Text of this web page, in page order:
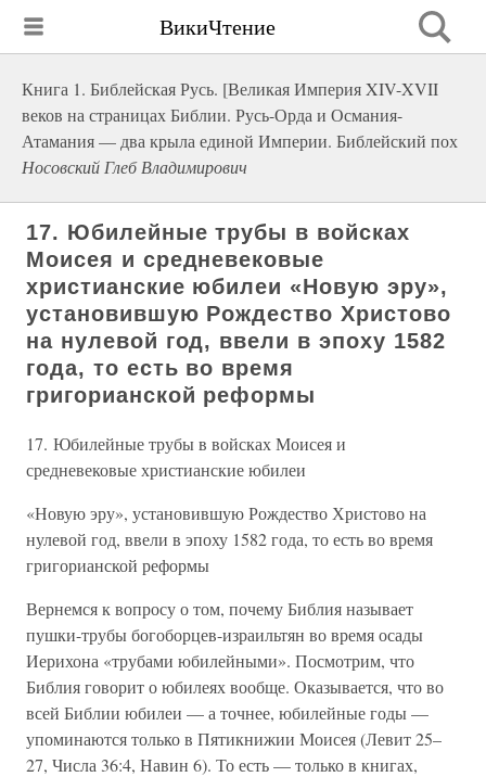
ВикиЧтение
Книга 1. Библейская Русь. [Великая Империя XIV-XVII
веков на страницах Библии. Русь-Орда и Османия-
Атамания — два крыла единой Империи. Библейский пох
Носовский Глеб Владимирович
17. Юбилейные трубы в войсках
Моисея и средневековые
христианские юбилеи «Новую эру»,
установившую Рождество Христово
на нулевой год, ввели в эпоху 1582
года, то есть во время
григорианской реформы
17. Юбилейные трубы в войсках Моисея и
средневековые христианские юбилеи
«Новую эру», установившую Рождество Христово на
нулевой год, ввели в эпоху 1582 года, то есть во время
григорианской реформы
Вернемся к вопросу о том, почему Библия называет
пушки-трубы богоборцев-израильтян во время осады
Иерихона «трубами юбилейными». Посмотрим, что
Библия говорит о юбилеях вообще. Оказывается, что во
всей Библии юбилеи — а точнее, юбилейные годы —
упоминаются только в Пятикнижии Моисея (Левит 25–
27, Числа 36:4, Навин 6). То есть — только в книгах,